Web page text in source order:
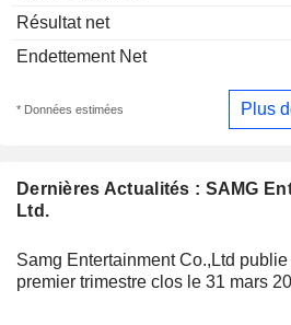
Dernières Actualités : SAMG
Ltd.
Samg Entertainment Co.,Ltd
premier trimestre clos le 31 mars
Résultat net
Endettement Net
* Données estimées Plus